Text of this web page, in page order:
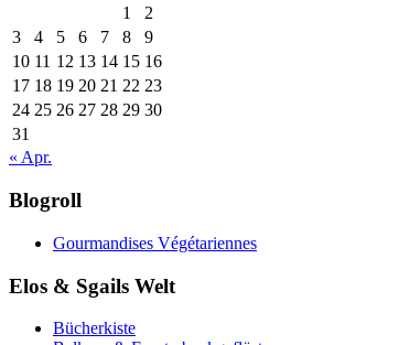
1
2
3
4 5 6 7 8
9
10 11 12 13 14 15 16
17 18 19 20 21 22 23
24 25 26 27 28 29 30
31
« Apr.
Blogroll
Gourmandises Végétariennes
Elos & Sgails Welt
Bücherkiste